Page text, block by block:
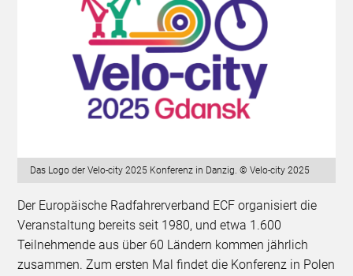
Das Logo der Velo-city 2025 Konferenz in Danzig. © Velo-city 2025
Der Europäische Radfahrerverband ECF organisiert die
Veranstaltung bereits seit 1980, und etwa 1.600
Teilnehmende aus über 60 Ländern kommen jährlich
zusammen. Zum ersten Mal findet die Konferenz in Polen